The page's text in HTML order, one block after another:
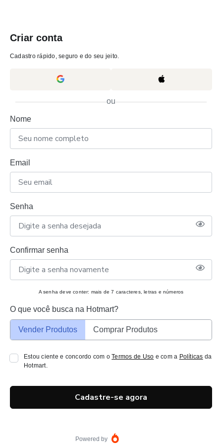
Criar conta
Cadastro rápido, seguro e do seu jeito.
ou
Nome
Email
Senha
Confirmar senha
A senha deve conter: mais de 7 caracteres, letras e números
O que você busca na Hotmart?
Vender Produtos Comprar Produtos
Estou ciente e concordo com oTermos de Uso e com a Políticas da
Hotmart.
Cadastre-se agora
Powered by